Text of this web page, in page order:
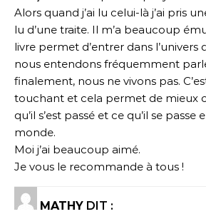
Alors quand j’ai lu celui-là j’ai pris
lu d’une traite. Il m’a beaucoup
livre permet d’entrer dans
nous entendons fréquemment
finalement, nous ne vivons pas.
touchant et cela permet de mieux
qu’il s’est passé et ce qu’il se passe
monde.
Moi j’ai beaucoup aimé.
Je vous le recommande à tous !
MATHY DIT :